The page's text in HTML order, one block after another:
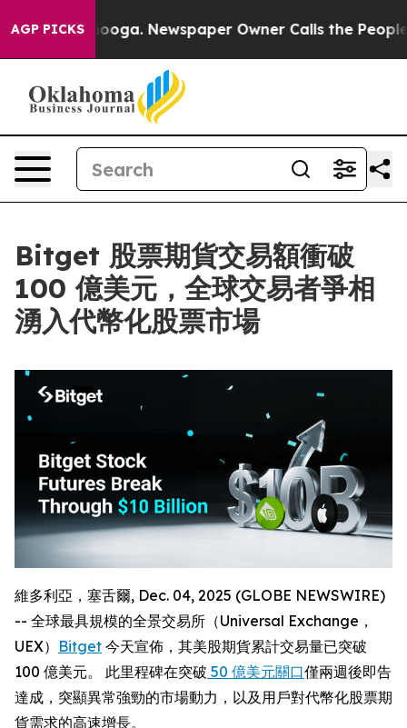
AGP PICKS Newspaper Owner Calls the People
Bitget 股票期貨交易額衝破
100 億美元，全球交易者爭相
湧入代幣化股票市場
維多利亞，塞舌爾, Dec. 04, 2025 (GLOBE NEWSWIRE)
-- 全球最具規模的全景交易所（Universal Exchange，
UEX） Bitget 今天宣佈，其美股期貨累計交易量已突破
100 億美元。 此里程碑在突破 50 億美元關口僅兩週後即告
達成，突顯異常強勁的市場動力，以及用戶對代幣化股票期
貨需求的高速增長。